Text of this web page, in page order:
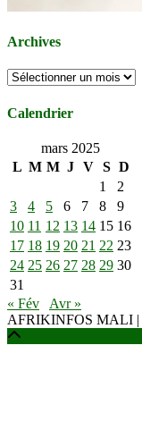
Archives
Archives
Calendrier
mars 2025
L M M J V S D
1
2
3
4 5 6 7 8
9
10 11 12 13 14 15 16
17 18 19 20 21 22 23
24 25 26 27 28 29 30
31
« Fév
Avr »
AFRIKINFOS MALI |